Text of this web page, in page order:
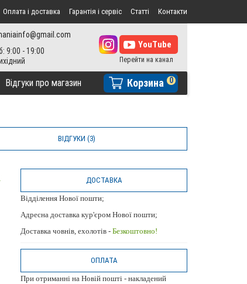
Оплата і доставка Гарантія і сервіс Статті Контакти
9:00 - 19:00
Корзина 0
Відгуки про магазин
ВІДГУКИ (3)
ДОСТАВКА
Відділення Нової пошти;
Адресна доставка кур'єром Нової пошти;
Доставка човнів, ехолотів - Безкоштовно!
ОПЛАТА
При отриманні на Новій пошті - накладений